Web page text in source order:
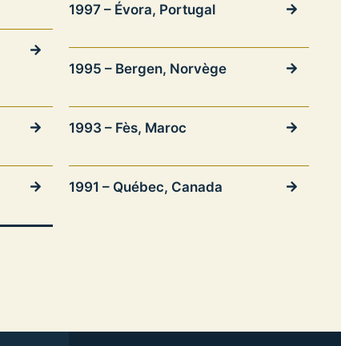
1997 – Évora, Portugal
1995 – Bergen, Norvège
1993 – Fès, Maroc
1991 – Québec, Canada